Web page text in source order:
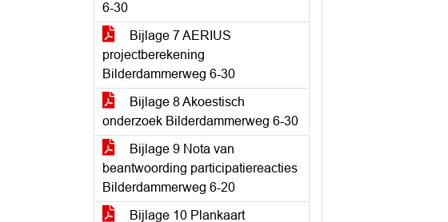
6-30
Bijlage 7 AERIUS
projectberekening
Bilderdammerweg 6-30
Bijlage 8 Akoestisch
onderzoek Bilderdammerweg 6-30
Bijlage 9 Nota van
beantwoording participatiereacties
Bilderdammerweg 6-20
Bijlage 10 Plankaart